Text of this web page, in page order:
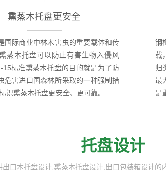
熏蒸木托盘更安全
国际商业中林木害虫的重要载体和传
蒸木托盘可以防止有害生物入侵风
15标准熏蒸木托盘的目的就是为了防
危害进口国森林所采取的一种强制措
识熏蒸木托盘更安全、更可靠。
钢
载
归
最
是
托盘设计
口木托盘设计,熏蒸木托盘设计,出口包装箱设计